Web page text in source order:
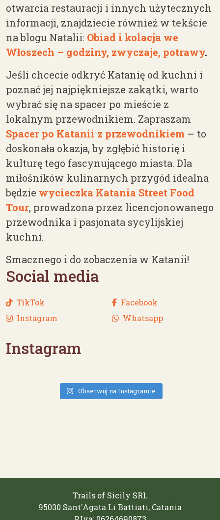
otwarcia restauracji i innych użytecznych
informacji, znajdziecie również w tekście
na blogu Natalii: Obiad i kolacja we
Włoszech – godziny, zwyczaje, potrawy.
Jeśli chcecie odkryć Katanię od kuchni i
poznać jej najpiękniejsze zakątki, warto
wybrać się na spacer po mieście z
lokalnym przewodnikiem. Zapraszam
Spacer po Katanii z przewodnikiem – to
doskonała okazja, by zgłębić historię i
kulturę tego fascynującego miasta. Dla
miłośników kulinarnych przygód idealna
będzie wycieczka Katania Street Food
Tour, prowadzona przez licencjonowanego
przewodnika i pasjonata sycylijskiej
kuchni.
Smacznego i do zobaczenia w Katanii!
Social media
TikTok
Facebook
Instagram
Whatsapp
Instagram
Obserwuj na Instagramie
Trails of Sicily SRL
95030 Sant'Agata Li Battiati, Catania